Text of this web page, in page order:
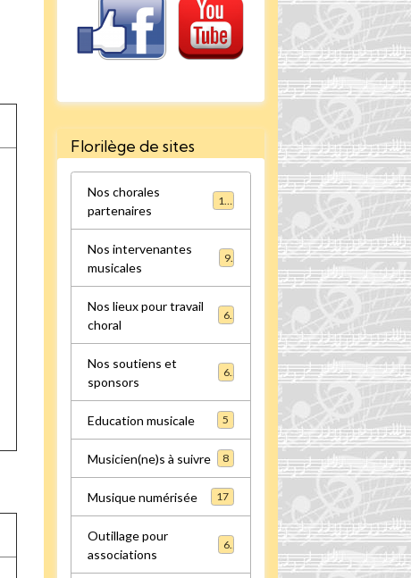
Florilège de sites
Nos chorales
partenaires
Nos intervenantes
musicales
9
Nos lieux pour travail
choral
Nos soutiens et
sponsors
6
Education musicale 5
Musicien(ne)s à suivre 8
Musique numérisée 17
Outillage pour
associations